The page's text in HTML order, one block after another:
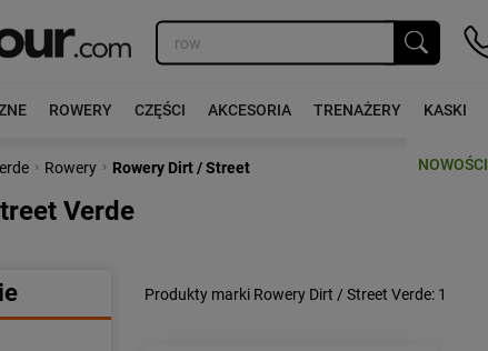
ROWERY CZĘŚCI AKCESORIA TRENAŻERY KASKI
NOWOŚCI
› Rowery › Rowery Dirt / Street
Verde
Produkty marki Rowery Dirt / Street Verde: 1